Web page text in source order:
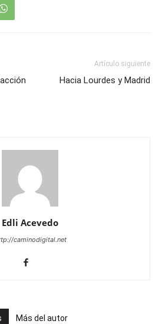
Artículo siguiente
Hacia Lourdes y Madrid
Edli Acevedo
caminodigital.net
Más del autor